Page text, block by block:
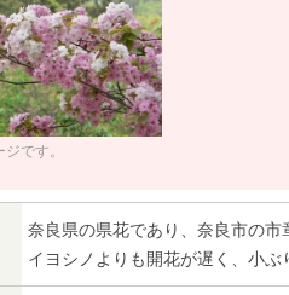
です。
奈良県の県花であり、奈良市の
イヨシノよりも開花が遅く、小ぶ